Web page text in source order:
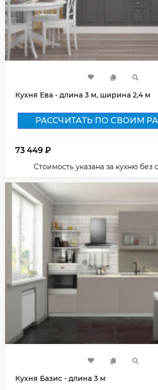
Кухня Ева - длина 3 м, ширина 2,4 м
РАССЧИТАТЬ ПО СВОИМ
73 449 ₽
Стоимость указана за кухню
Кухня Базис - длина 3 м